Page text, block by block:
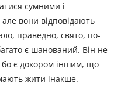
сумними і
вони відповідають
праведно, свято, по-
є шанований. Він не
бо є докором іншим, що
жити інакше.